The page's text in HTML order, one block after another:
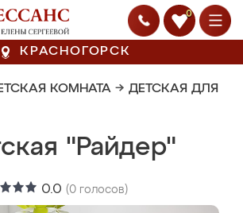
0
КРАСНОГОРСК
КОМНАТА → ДЕТСКАЯ ДЛЯ
"Райдер"
0.0 (0 голосов)